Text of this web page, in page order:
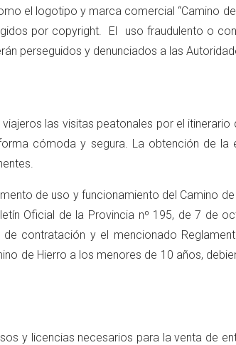
el logotipo y marca comercial “Camino de
por copyright. El uso fraudulento o
perseguidos y denunciados a las
las visitas peatonales por el
cómoda y segura. La obtención de
de uso y funcionamiento del Camino
Oficial de la Provincia nº 195, de 7 de
contratación y el mencionado
de Hierro a los menores de 10 años,
y licencias necesarios para la venta de